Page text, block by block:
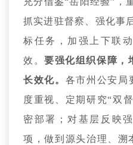
抓实进驻督察、强化事
标任务，加强上下联
效。要强化组织保障，
长效化。 各市州公安局
度重视、定期研究“双
密部署；对基层反映
项，做到源头治理、溯